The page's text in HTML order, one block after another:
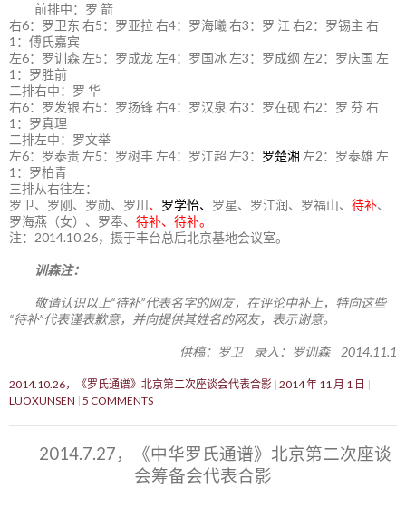
前排中：罗 箭
右6：罗卫东 右5：罗亚拉 右4：罗海曦 右3：罗 江 右2：罗锡主 右
1：傅氏嘉宾
左6：罗训森 左5：罗成龙 左4：罗国冰 左3：罗成纲 左2：罗庆国 左
1：罗胜前
二排右中：罗 华
右6：罗发银 右5：罗扬锋 右4：罗汉泉 右3：罗在砚 右2：罗 芬 右
1：罗真理
二排左中：罗文举
左6：罗泰贵 左5：罗树丰 左4：罗江超 左3： 罗楚湘 左2：罗泰雄 左
1：罗柏青
三排从右往左：
罗卫、罗刚、罗勋、罗川 、 罗学怡、 罗星、罗江润、罗福山、 待补、
罗海燕（女）、罗奉、 待补、待补。
注：2014.10.26，摄于丰台总后北京基地会议室。
训森注：
敬请认识以上“待补”代表名字的网友，在评论中补上，特向这些
“待补”代表谨表歉意，并向提供其姓名的网友，表示谢意。
供稿：罗卫 录入：罗训森 2014.11.1
2014.10.26，《罗氏通谱》北京第二次座谈会代表合影 2014 年 11 月 1 日
LUOXUNSEN 5 COMMENTS
2014.7.27，《中华罗氏通谱》北京第二次座谈
会筹备会代表合影